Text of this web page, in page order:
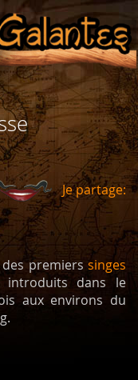
Je partage:
des premierssinges
dans le
aux environs du